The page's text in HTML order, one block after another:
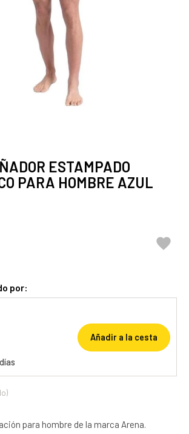
ESTAMPADO
PARA HOMBRE AZUL

por:
Añadir a la cesta
para hombre de la marca Arena.